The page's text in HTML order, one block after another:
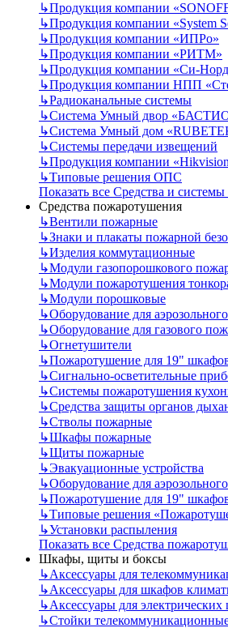
↳Продукция компании
↳Продукция компании «System
↳Продукция компании «ИПРо»
↳Продукция компании «РИТМ»
↳Продукция компании «Си-
↳Продукция компании НПП
↳Радиоканальные системы
↳Система Умный двор
↳Система Умный дом
↳Системы передачи извещений
↳Продукция компании
↳Типовые решения ОПС
Показать все Средства и
Средства пожаротушения
↳Вентили пожарные
↳Знаки и плакаты пожарной
↳Изделия коммутационные
↳Модули газопорошкового
↳Модули пожаротушения
↳Модули порошковые
↳Оборудование для
↳Оборудование для газового
↳Огнетушители
↳Пожаротушение для 19"
↳Сигнально-осветительные
↳Системы пожаротушения
↳Средства защиты органов
↳Стволы пожарные
↳Шкафы пожарные
↳Щиты пожарные
↳Эвакуационные устройства
↳Оборудование для
↳Пожаротушение для 19"
↳Типовые решения
↳Установки распыления
Показать все Средства
Шкафы, щиты и боксы
↳Аксессуары для
↳Аксессуары для шкафов
↳Аксессуары для
↳Стойки